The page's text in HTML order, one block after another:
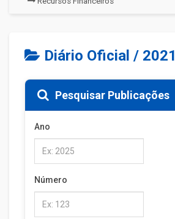
Diário Oficial / 2021
Pesquisar Publicações
Ano
Número